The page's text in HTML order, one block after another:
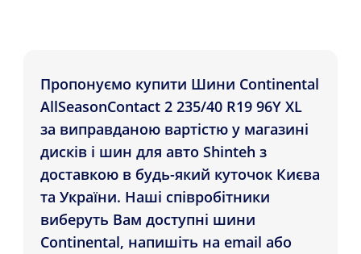
Пропонуємо купити Шини Continental
AllSeasonContact 2 235/40 R19 96Y XL
за виправданою вартістю у магазині
дисків і шин для авто Shinteh з
доставкою в будь-який куточок Києва
та України. Наші співробітники
виберуть Вам доступні шини
Continental, напишіть на email або